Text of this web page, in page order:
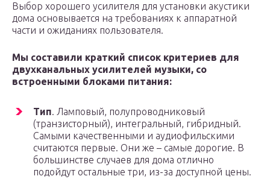
Выбор хорошего усилителя для установки акустики
дома основывается на требованиях к аппаратной
части и ожиданиях пользователя.
Мы составили краткий список критериев для
двухканальных усилителей музыки, со
встроенными блоками питания:
Тип. Ламповый, полупроводниковый
(транзисторный), интегральный, гибридный.
Самыми качественными и аудиофильскими
считаются первые. Они же – самые дорогие. В
большинстве случаев для дома отлично
подойдут остальные три, из-за доступной цены.